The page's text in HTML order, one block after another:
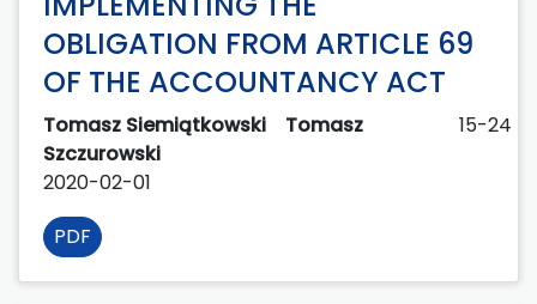
OBLIGATION FROM ARTICLE 69
OF THE ACCOUNTANCY ACT
Tomasz Siemiątkowski
Tomasz
Szczurowski
15-24
2020-02-01
PDF